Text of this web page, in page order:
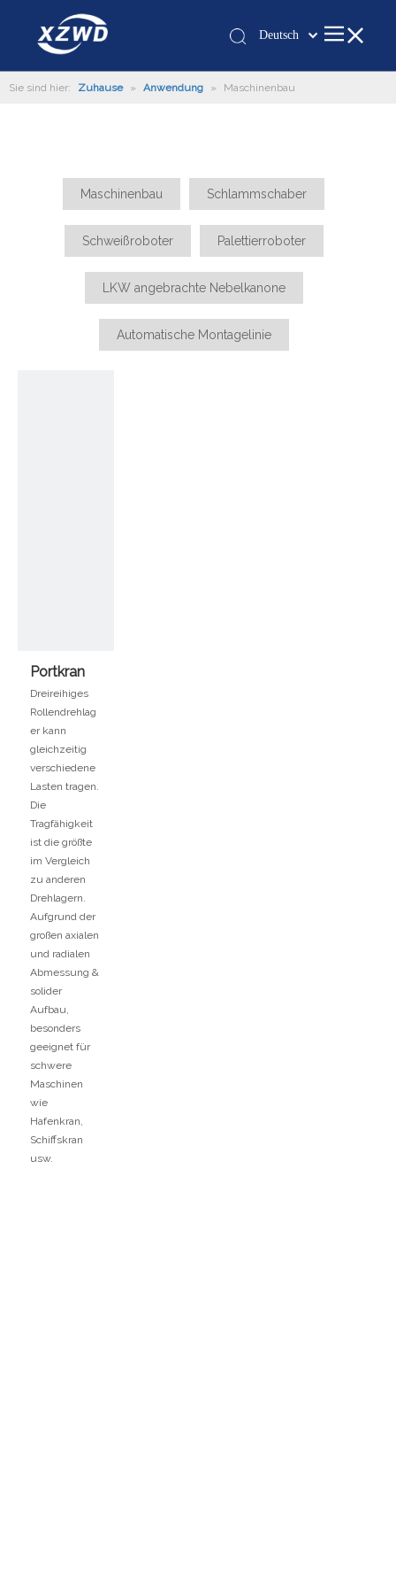
Deutsch
românesc
日本語
Português
Pусский
Français
Sie sind hier: Zuhause » Anwendung » Maschinenbau
Maschinenbau Schlammschaber
Schweißroboter Palettierroboter
LKW angebrachte Nebelkanone
Automatische Montagelinie
Portkran
Dreireihiges
Rollendrehlag
er kann
gleichzeitig
verschiedene
Lasten tragen.
Die
Tragfähigkeit
ist die größte
im Vergleich
zu anderen
Drehlagern.
Aufgrund der
großen axialen
und radialen
Abmessung &
solider
Aufbau,
besonders
geeignet für
schwere
Maschinen
wie
Hafenkran,
Schiffskran
usw.